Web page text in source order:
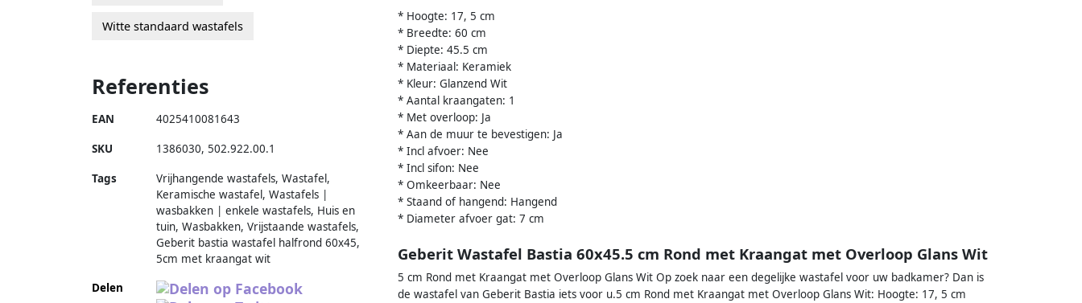
* Hoogte: 17, 5 cm
* Breedte: 60 cm
* Diepte: 45.5 cm
* Materiaal: Keramiek
* Kleur: Glanzend Wit
* Aantal kraangaten: 1
* Met overloop: Ja
* Aan de muur te bevestigen: Ja
* Incl afvoer: Nee
* Incl sifon: Nee
* Omkeerbaar: Nee
* Staand of hangend: Hangend
* Diameter afvoer gat: 7 cm
Geberit Wastafel Bastia 60x45.5 cm Rond met Kraangat met Overloop Glans Wit
5 cm Rond met Kraangat met Overloop Glans Wit Op zoek naar een degelijke wastafel voor uw badkamer? Dan is
de wastafel van Geberit Bastia iets voor u.5 cm Rond met Kraangat met Overloop Glans Wit: Hoogte: 17, 5 cm
Witte standaard wastafels
Referenties
EAN 4025410081643
SKU 1386030, 502.922.00.1
Tags
Vrijhangende wastafels, Wastafel,
Keramische wastafel, Wastafels |
wasbakken | enkele wastafels, Huis en
tuin, Wasbakken, Vrijstaande wastafels,
Geberit bastia wastafel halfrond 60x45,
5cm met kraangat wit
Delen